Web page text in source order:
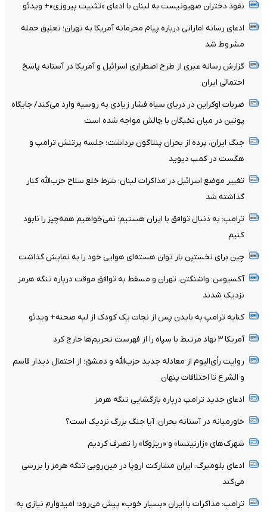
نفوذ دختران صهیونیست به لبنان با ادعای «تثبیت پیروزی»+ ویدئو
ادعای رسانه اماراتی درباره پیام محرمانه آمریکا به تهران؛ تعلیق حمله
مشروط شد
گزارش رسانه عبری از طرح اضطراری اسرائیل و آمریکا در آستانه پاسخ
احتمالی ایران
ضربات اوکراین در دریای سیاه فشار زیادی به روسیه وارد می‌کند/ جایگاه
پوتین در میان نخبگان با چالش مواجه شده است
جنگ ایران، پرده از بحران پنتاگون برداشت؛ جلسه پرتنش ترامپ و
هگست در کمپ دیوید
تغییر موضع اسرائیل در مذاکرات لبنان؛ شرط خلع سلاح حزب‌الله کنار
گذاشته شد
ترامپ: به دنبال توافق با ایران هستیم؛ نمی‌خواهیم همه‌چیز را نابود
کنیم
چین برای نخستین بار توان هسته‌ای هوایی خود را به نمایش گذاشت
آکسیوس: واشنگتن، تهران و مسقط به توافق موقت درباره تنگه هرمز
نزدیک شدند
کنایه ترامپ به بایدن پس از نجات یک کودک از لبه صحنه+ ویدئو
آمریکا ۳ نهاد مرتبط با سپاه را از فهرست تحریم‌ها خارج کرد
روایت رأی‌الیوم از معادله جدید حزب‌الله و دمشق؛ از احتمال دیدار قاسم
و الشرع تا اختلافات پنهان
ادعای جدید ترامپ درباره بازگشایی تنگه هرمز
خاورمیانه در آستانه بحران؛ آیا جنگ بزرگ نزدیک است؟
شهرک‌های «زارنیتسا» و «ریژوکا» را تصرف کردیم
ادعای بلومبرگ: ایران مشارکت اروپا در مین‌روبی تنگه هرمز را بررسی
می‌کند
ترامپ: مذاکرات با ایران «بسیار خوب» پیش می‌رود؛ امیدوارم نیازی به